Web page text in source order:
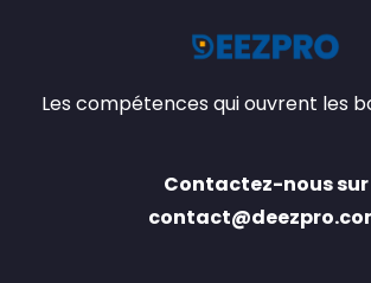
Les compétences qui ouvrent les
Contactez-nous sur